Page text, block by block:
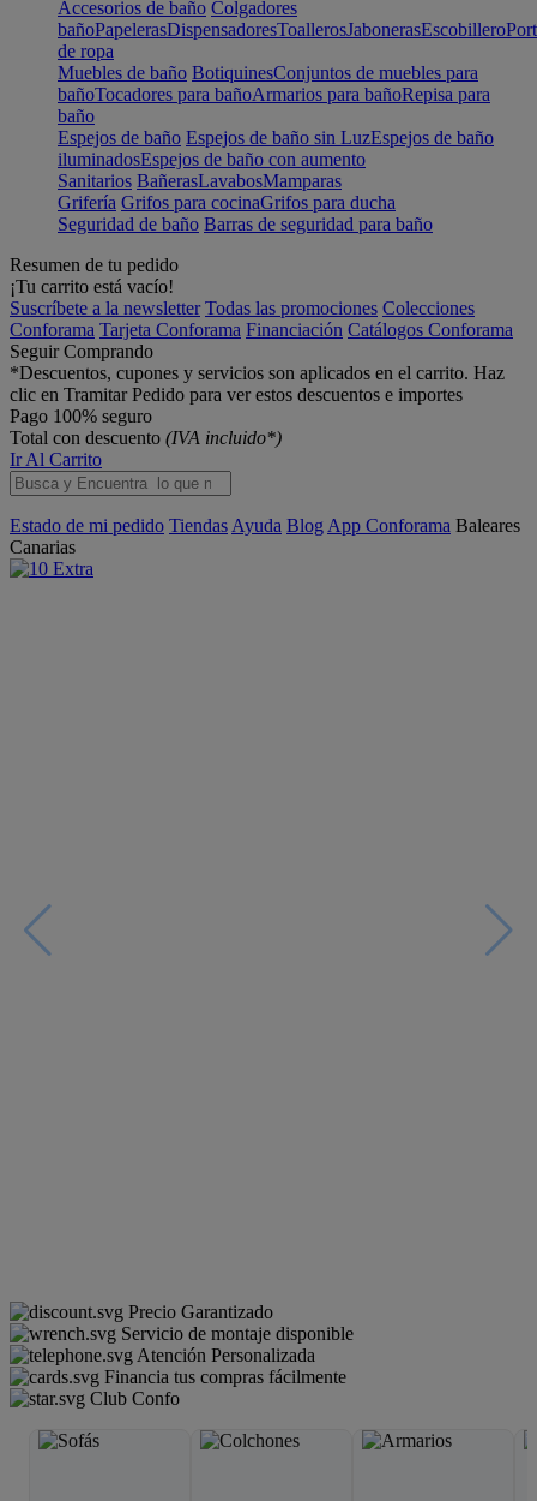
Accesorios de baño Colgadores
bañoPapelerasDispensadoresToallerosJabonerasEscobillero
de ropa
Muebles de baño BotiquinesConjuntos de muebles para
bañoTocadores para bañoArmarios para bañoRepisa para
baño
Espejos de baño Espejos de baño sin LuzEspejos de baño
iluminadosEspejos de baño con aumento
Sanitarios BañerasLavabosMamparas
Grifería Grifos para cocinaGrifos para ducha
Seguridad de baño Barras de seguridad para baño
Resumen de tu pedido
¡Tu carrito está vacío!
Suscríbete a la newsletter Todas las promociones Colecciones
Conforama Tarjeta Conforama Financiación Catálogos Conforama
Seguir Comprando
*Descuentos, cupones y servicios son aplicados en el carrito. Haz
clic en Tramitar Pedido para ver estos descuentos e importes
Pago 100% seguro
Total con descuento (IVA incluido*)
Ir Al Carrito
Estado de mi pedido Tiendas Ayuda Blog App Conforama Baleares
Canarias
Precio Garantizado
Servicio de montaje disponible
Atención Personalizada
Financia tus compras fácilmente
Club Confo